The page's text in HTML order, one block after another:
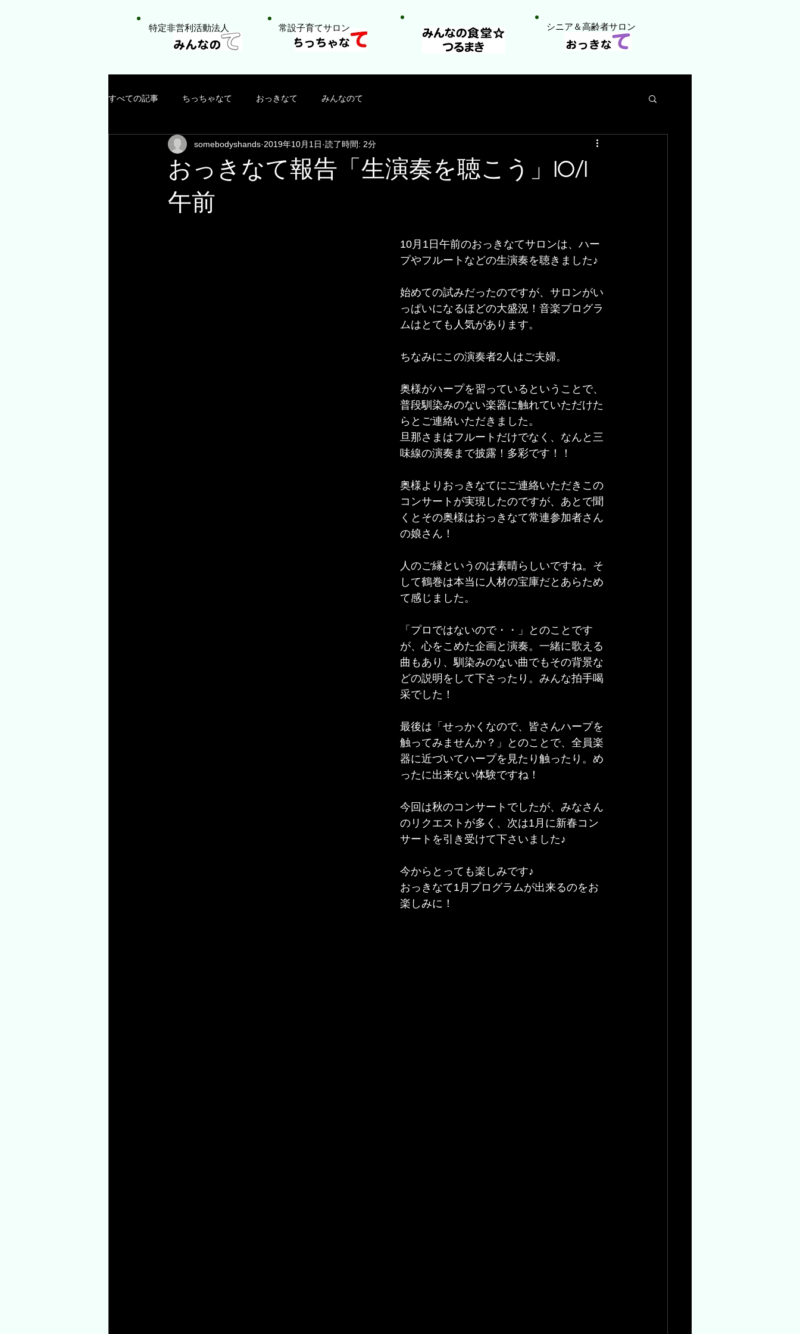
特定非営利活動法人 ​常設子育てサロン ​シニア＆高齢者サロン
すべての記事 ちっちゃなて おっきなて みんなのて
おっきなて報告「生演奏を聴こう」10/1
午前
somebodyshands 2019年10月1日 読了時間: 2分
10月1日午前のおっきなてサロンは、ハー
プやフルートなどの生演奏を聴きました♪
始めての試みだったのですが、サロンがい
っぱいになるほどの大盛況！音楽プログラ
ムはとても人気があります。
ちなみにこの演奏者2人はご夫婦。
奥様がハープを習っているということで、
普段馴染みのない楽器に触れていただけた
らとご連絡いただきました。
旦那さまはフルートだけでなく、なんと三
味線の演奏まで披露！多彩です！！
奥様よりおっきなてにご連絡いただきこの
コンサートが実現したのですが、あとで聞
くとその奥様はおっきなて常連参加者さん
の娘さん！
人のご縁というのは素晴らしいですね。そ
して鶴巻は本当に人材の宝庫だとあらため
て感じました。
「プロではないので・・」とのことです
が、心をこめた企画と演奏。一緒に歌える
曲もあり、馴染みのない曲でもその背景な
どの説明をして下さったり。みんな拍手喝
采でした！
最後は「せっかくなので、皆さんハープを
触ってみませんか？」とのことで、全員楽
器に近づいてハープを見たり触ったり。め
ったに出来ない体験ですね！
今回は秋のコンサートでしたが、みなさん
のリクエストが多く、次は1月に新春コン
サートを引き受けて下さいました♪
今からとっても楽しみです♪
おっきなて1月プログラムが出来るのをお
楽しみに！